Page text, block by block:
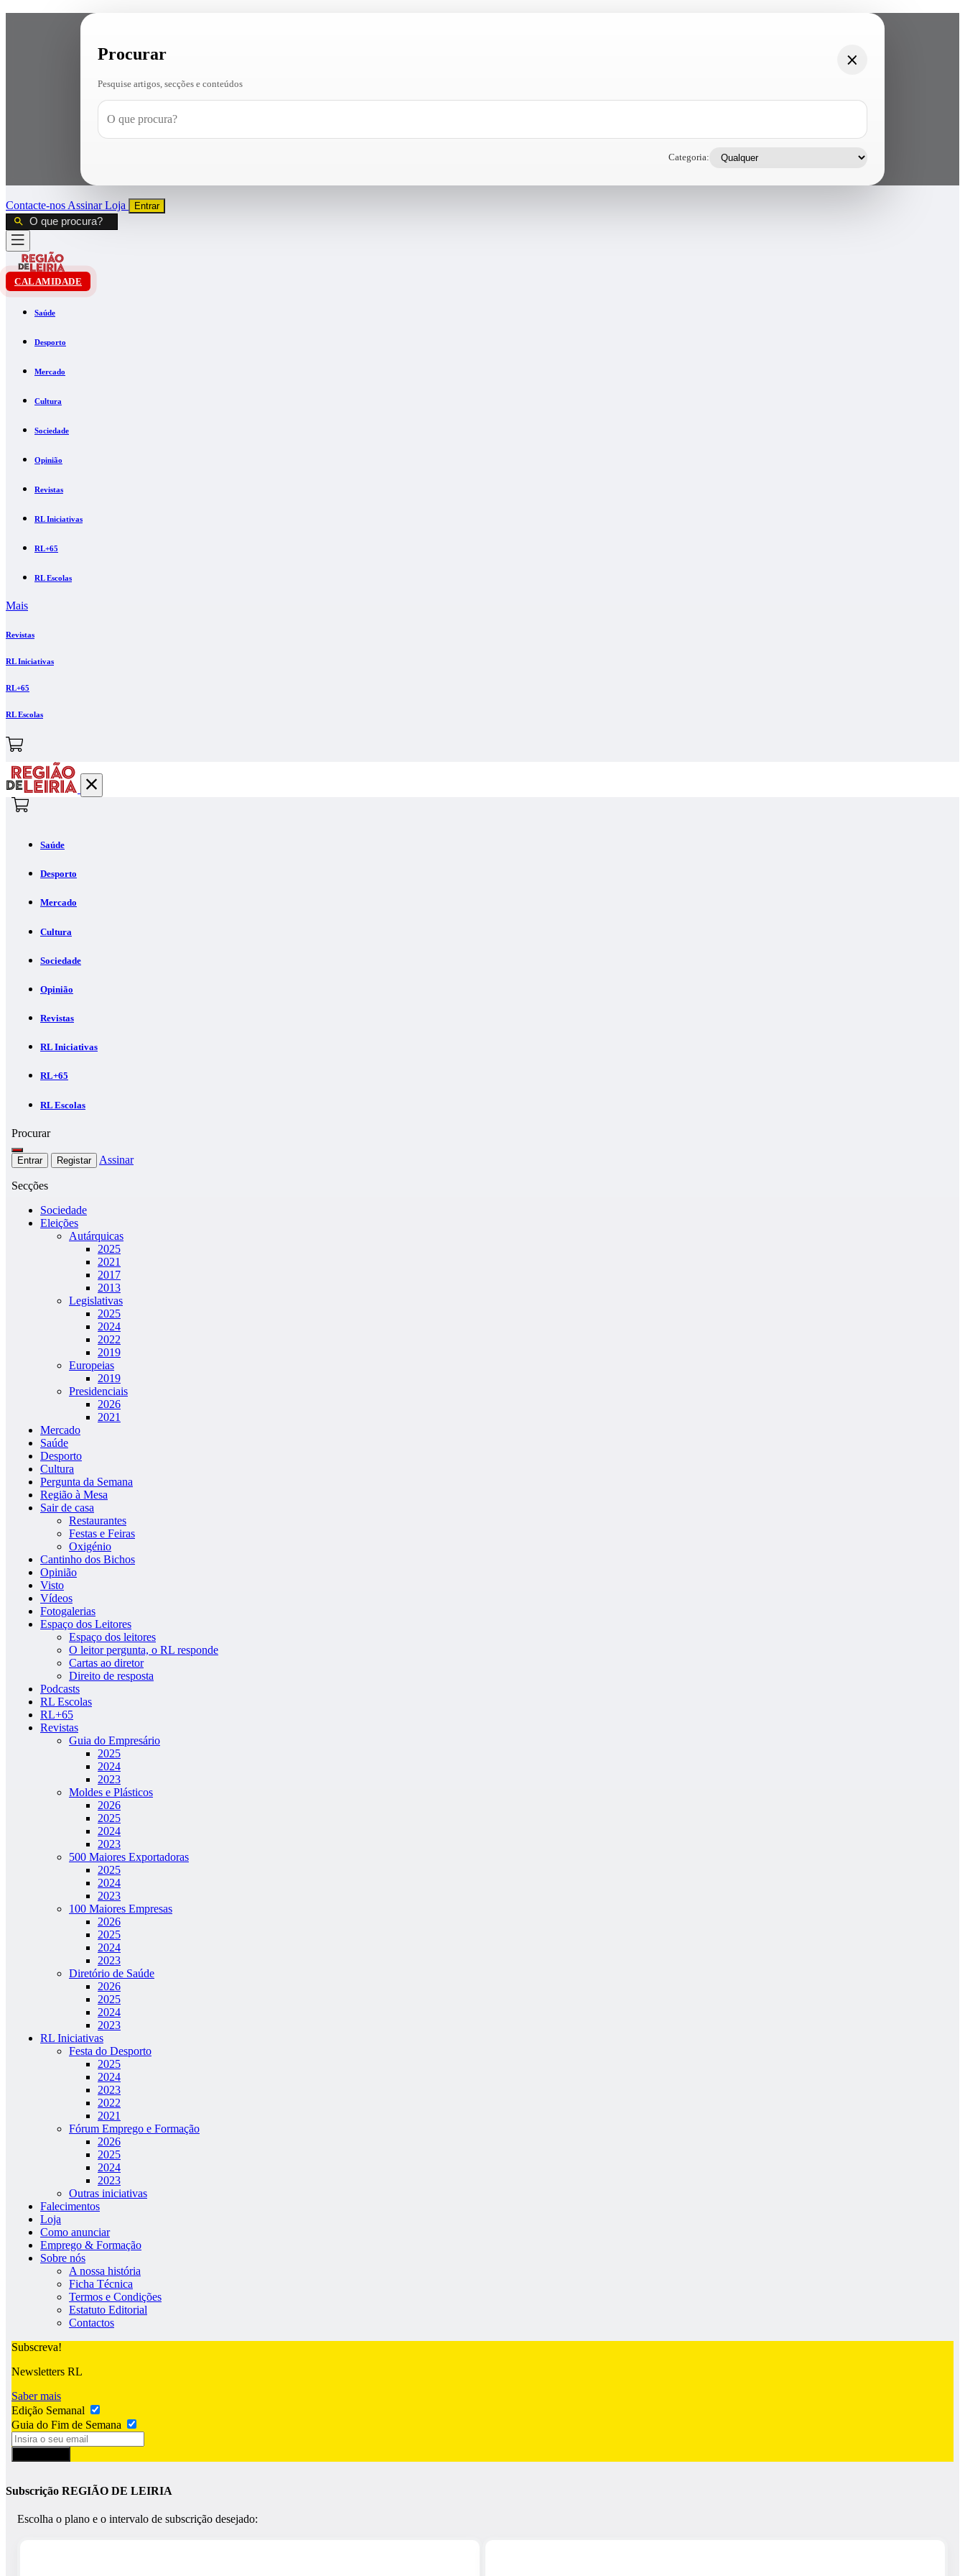
Procurar
Pesquise artigos, secções e conteúdos
Categoria:
Contacte-nos AssinarLoja Entrar
CALAMIDADE
Saúde
Desporto
Mercado
Cultura
Sociedade
Opinião
Revistas
RL Iniciativas
RL+65
RL Escolas
Mais
Revistas
RL Iniciativas
RL+65
RL Escolas
Saúde
Desporto
Mercado
Cultura
Sociedade
Opinião
Revistas
RL Iniciativas
RL+65
RL Escolas
Procurar
Entrar Registar Assinar
Secções
Sociedade
Eleições
Autárquicas
2025
2021
2017
2013
Legislativas
2025
2024
2022
2019
Europeias
2019
Presidenciais
2026
2021
Mercado
Saúde
Desporto
Cultura
Pergunta da Semana
Região à Mesa
Sair de casa
Restaurantes
Festas e Feiras
Oxigénio
Cantinho dos Bichos
Opinião
Visto
Vídeos
Fotogalerias
Espaço dos Leitores
Espaço dos leitores
O leitor pergunta, o RL responde
Cartas ao diretor
Direito de resposta
Podcasts
RL Escolas
RL+65
Revistas
Guia do Empresário
2025
2024
2023
Moldes e Plásticos
2026
2025
2024
2023
500 Maiores Exportadoras
2025
2024
2023
100 Maiores Empresas
2026
2025
2024
2023
Diretório de Saúde
2026
2025
2024
2023
RL Iniciativas
Festa do Desporto
2025
2024
2023
2022
2021
Fórum Emprego e Formação
2026
2025
2024
2023
Outras iniciativas
Falecimentos
Loja
Como anunciar
Emprego & Formação
Sobre nós
A nossa história
Ficha Técnica
Termos e Condições
Estatuto Editorial
Contactos
Subscreva!
Newsletters RL
Saber mais
Edição Semanal
Guia do Fim de Semana
Subscrição REGIÃO DE LEIRIA
Escolha o plano e o intervalo de subscrição desejado: